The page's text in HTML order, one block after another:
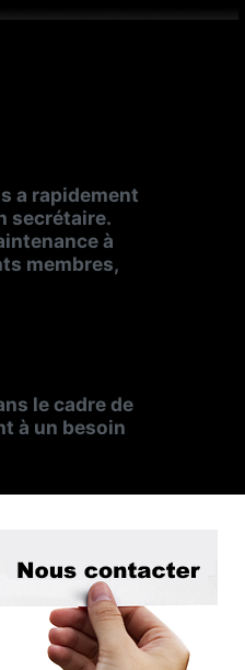
a rapidement
secrétaire.
à
membres,
le cadre de
à un besoin